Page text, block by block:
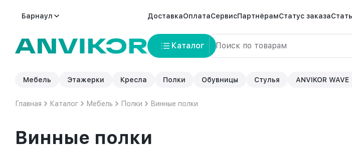
Барнаул ДоставкаОплатаСервисПартнёрамСтатус заказа
Каталог
Мебель Этажерки Кресла Полки Обувницы Стулья ANVIKOR WAVE
Главная Каталог Мебель Полки Винные полки
Винные полки